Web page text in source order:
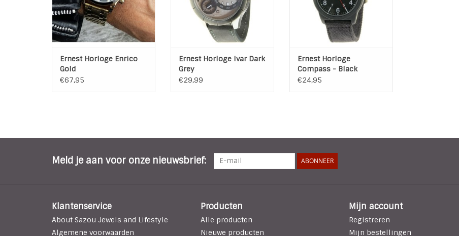
Ernest Horloge Enrico
Gold
€67,95
Kleur Kast: zwart
Achterkant: Roestvrij staal
Ø horlogekast: 5,3 cm
Breedte horlogeband: 2,3 cm
TOEVOEGEN AAN WINKELWAGEN
Ernest Horloge Ivar Dark
Grey
€29,99
TOEVOEGEN AAN WINKELWAGEN
Ernest Horloge
Compass - Black
€24,95
Meld je aan voor onze nieuwsbrief: ABONNEER
Klantenservice
About Sazou Jewels and Lifestyle
Algemene voorwaarden
Producten
Alle producten
Nieuwe producten
Mijn account
Registreren
Mijn bestellingen